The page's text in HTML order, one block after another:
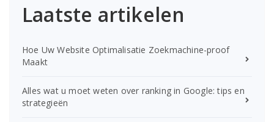
Laatste artikelen
Hoe Uw Website Optimalisatie Zoekmachine-proof
Maakt
Alles wat u moet weten over ranking in Google: tips en
strategieën